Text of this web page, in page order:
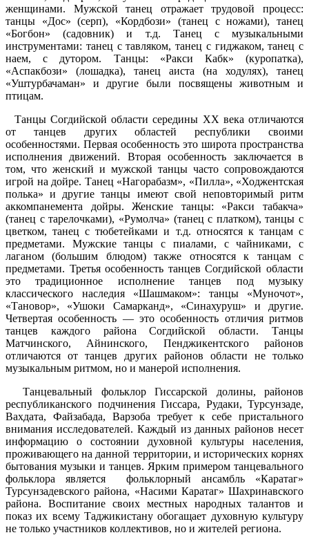
женщинами. Мужской танец отражает трудовой процесс:
танцы «Дос» (серп), «Кордбози» (танец с ножами), танец
«Богбон» (садовник) и т.д. Танец с музыкальными
инструментами: танец с тавляком, танец с гиджаком, танец с
наем, с дутором. Танцы: «Ракси Кабк» (куропатка),
«Аспакбози» (лошадка), танец аиста (на ходулях), танец
«Уштурбачаман» и другие были посвящены животным и
птицам.
Танцы Согдийской области середины ХХ века отличаются
от танцев других областей республики своими
особенностями. Первая особенность это широта пространства
исполнения движений. Вторая особенность заключается в
том, что женский и мужской танцы часто сопровождаются
игрой на дойре. Танец «Нагорабазм», «Пилла», «Ходжентская
полька» и другие танцы имеют свой неповторимый ритм
аккомпанемента дойры. Женские танцы: «Ракси табакча»
(танец с тарелочками), «Румолча» (танец с платком), танцы с
цветком, танец с тюбетейками и т.д. относятся к танцам с
предметами. Мужские танцы с пиалами, с чайниками, с
лаганом (большим блюдом) также относятся к танцам с
предметами. Третья особенность танцев Согдийской области
это традиционное исполнение танцев под музыку
классического наследия «Шашмаком»: танцы «Муночот»,
«Тановор», «Ушоки Самарканд», «Синахуруш» и другие.
Четвертая особенность — это особенность отличия ритмов
танцев каждого района Согдийской области. Танцы
Матчинского, Айнинского, Пенджикентского районов
отличаются от танцев других районов области не только
музыкальным ритмом, но и манерой исполнения.
Танцевальный фольклор Гиссарской долины, районов
республиканского подчинения Гиссара, Рудаки, Турсунзаде,
Вахдата, Файзабада, Варзоба требует к себе пристального
внимания исследователей. Каждый из данных районов несет
информацию о состоянии духовной культуры населения,
проживающего на данной территории, и исторических корнях
бытования музыки и танцев. Ярким примером танцевального
фольклора является фольклорный ансамбль «Каратаг»
Турсунзадевского района, «Насими Каратаг» Шахринавского
района. Воспитание своих местных народных талантов и
показ их всему Таджикистану обогащает духовную культуру
не только участников коллективов, но и жителей региона.